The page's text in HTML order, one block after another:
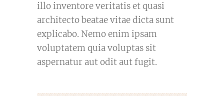
illo inventore veritatis et quasi
architecto beatae vitae dicta sunt
explicabo. Nemo enim ipsam
voluptatem quia voluptas sit
aspernatur aut odit aut fugit.